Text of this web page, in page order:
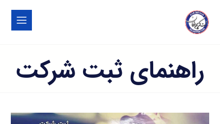
راهنمای ثبت شرکت